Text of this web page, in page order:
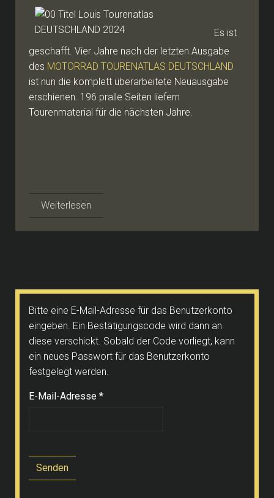
Es ist
geschafft. Vier Jahre nach der letzten Ausgabe
des MOTORRAD TOURENATLAS DEUTSCHLAND
ist nun die komplett überarbeitete Neuausgabe
erschienen. 196 pralle Seiten liefern
Tourenmaterial für die nächsten Jahre.
Weiterlesen
Bitte eine E-Mail-Adresse für das Benutzerkonto
eingeben. Ein Bestätigungscode wird dann an
diese verschickt. Sobald der Code vorliegt, kann
ein neues Passwort für das Benutzerkonto
festgelegt werden.
E-Mail-Adresse *
Senden